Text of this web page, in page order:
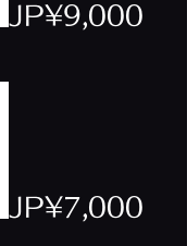
JP¥9,000
JP¥7,000